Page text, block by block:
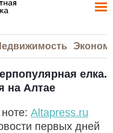
елка.
на Алтае
Altapress.ru
первых дней